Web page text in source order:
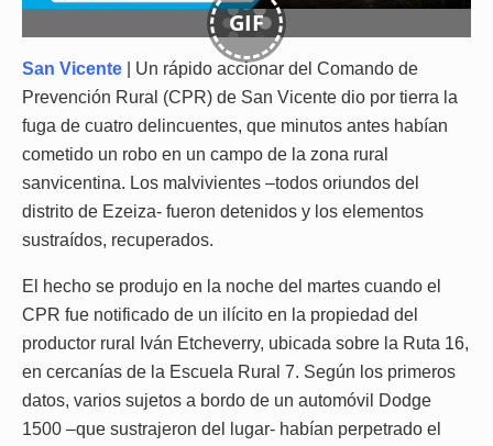
GIF
San Vicente | Un rápido accionar del Comando de
Prevención Rural (CPR) de San Vicente dio por tierra la
fuga de cuatro delincuentes, que minutos antes habían
cometido un robo en un campo de la zona rural
sanvicentina. Los malvivientes –todos oriundos del
distrito de Ezeiza- fueron detenidos y los elementos
sustraídos, recuperados.
El hecho se produjo en la noche del martes cuando el
CPR fue notificado de un ilícito en la propiedad del
productor rural Iván Etcheverry, ubicada sobre la Ruta 16,
en cercanías de la Escuela Rural 7. Según los primeros
datos, varios sujetos a bordo de un automóvil Dodge
1500 –que sustrajeron del lugar- habían perpetrado el